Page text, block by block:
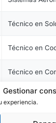
Gestionar
experiencia.
Técnico en
Técnico en
Técnico en
Técnico en
Técnico en